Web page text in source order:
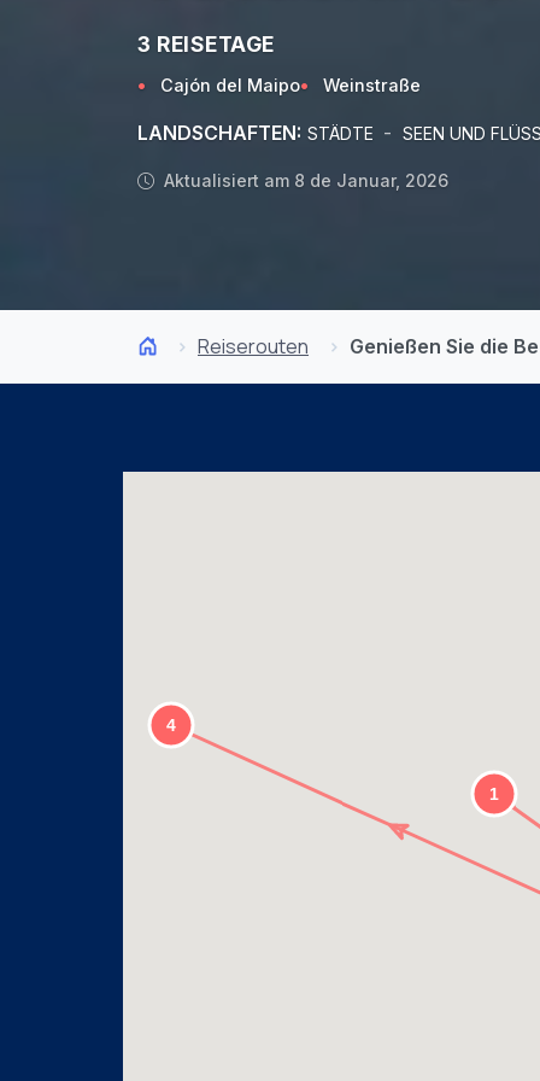
3 REISETAGE
Cajón del Maipo Weinstraße
LANDSCHAFTEN: STÄDTE - SEEN UND
Aktualisiert am 8 de Januar, 2026
Reiserouten Genießen Sie die